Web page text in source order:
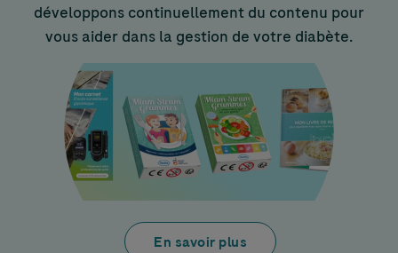
développons continuellement du contenu pour
vous aider dans la gestion de votre diabète.
En savoir plus